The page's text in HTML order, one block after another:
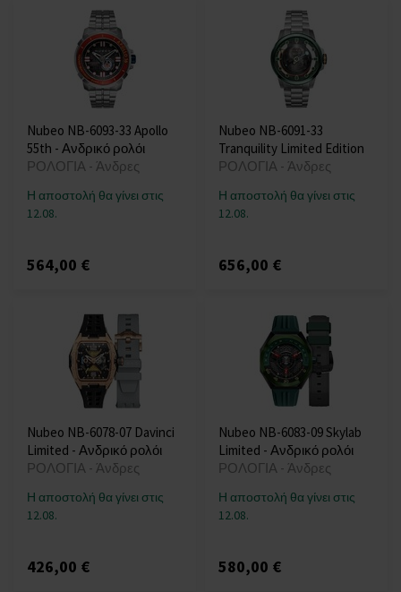
Nubeo NB-6093-33 Apollo
55th - Ανδρικό ρολόι
ΡΟΛΟΓΙΑ - Άνδρες
Η αποστολή θα γίνει στις
12.08.
564,00 €
Nubeo NB-6091-33
Tranquility Limited Edition
ΡΟΛΟΓΙΑ - Άνδρες
Η αποστολή θα γίνει στις
12.08.
656,00 €
Nubeo NB-6078-07 Davinci
Limited - Ανδρικό ρολόι
ΡΟΛΟΓΙΑ - Άνδρες
Η αποστολή θα γίνει στις
12.08.
426,00 €
Nubeo NB-6083-09 Skylab
Limited - Ανδρικό ρολόι
ΡΟΛΟΓΙΑ - Άνδρες
Η αποστολή θα γίνει στις
12.08.
580,00 €